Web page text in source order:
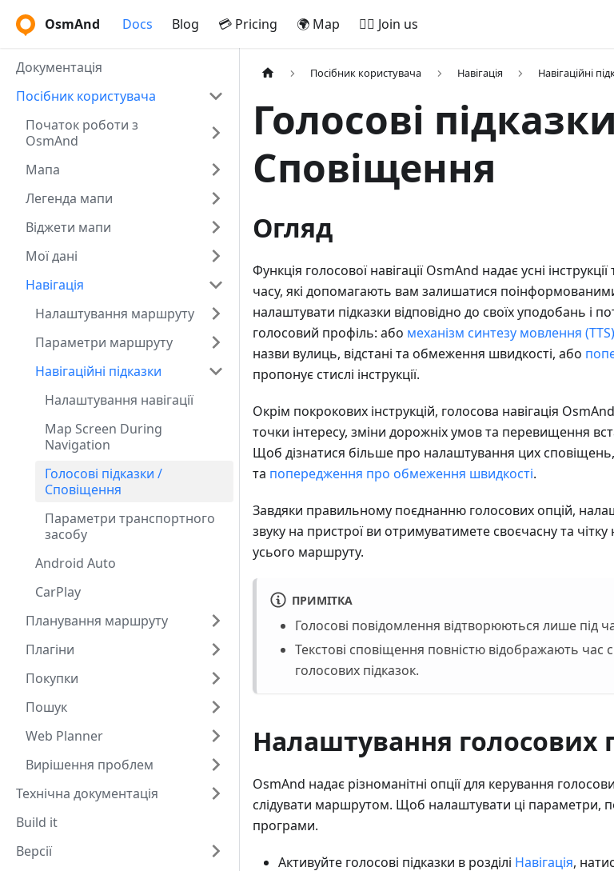
OsmAnd Docs Blog 💳 Pricing 🌍 Map 🚵‍♂️ Join us
Документація
Посібник користувача
Початок роботи з
OsmAnd
Мапа
Легенда мапи
Віджети мапи
Мої дані
Навігація
Налаштування маршруту
Параметри маршруту
Навігаційні підказки
Налаштування навігації
Map Screen During
Navigation
Голосові підказки /
Сповіщення
Параметри транспортного
засобу
Android Auto
CarPlay
Планування маршруту
Плагіни
Покупки
Пошук
Web Planner
Вирішення проблем
Технічна документація
Build it
Версії
Посібник користувача Навігація Навігаційні
Голосові
Сповіщення
Огляд
Функція голосової навігації OsmAnd надає усні
часу, які допомагають вам залишатися
налаштувати підказки відповідно до своїх уподобань і
голосовий профіль: або механізм синтезу мовлення (TTS)
назви вулиць, відстані та обмеження швидкості, або
пропонує стислі інструкції.
Окрім покрокових інструкцій, голосова навігація
точки інтересу, зміни дорожніх умов та перевищення
Щоб дізнатися більше про налаштування цих
та попередження про обмеження швидкості.
Завдяки правильному поєднанню голосових опцій,
звуку на пристрої ви отримуватимете своєчасну та
усього маршруту.
ПРИМІТКА
Голосові повідомлення відтворюються лише під
Текстові сповіщення повністю відображають
голосових підказок.
Налаштування голосових
OsmAnd надає різноманітні опції для керування
слідувати маршрутом. Щоб налаштувати ці параметри,
програми.
Активуйте голосові підказки в розділі Навігація,